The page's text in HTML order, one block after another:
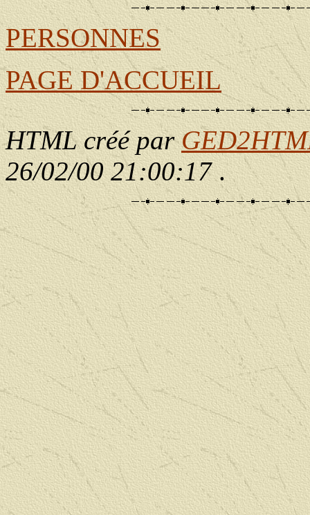
PERSONNES
PAGE D'ACCUEIL
HTML créé par
26/02/00 21:00:17.